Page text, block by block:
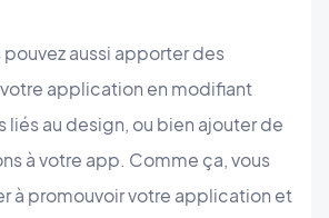
pouvez aussi apporter des
application en modifiant
liés au design, ou bien ajouter de
à votre app. Comme ça, vous
à promouvoir votre application et